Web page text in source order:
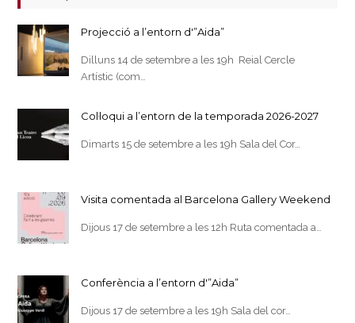
Projecció a l’entorn d'”Aida”
Dilluns 14 de setembre a les 19h Reial Cercle
Artístic (com…
Col·loqui a l’entorn de la temporada 2026-2027
Dimarts 15 de setembre a les 19h Sala del Cor…
Visita comentada al Barcelona Gallery Weekend
Dijous 17 de setembre a les 12h Ruta comentada a…
Conferència a l’entorn d'”Aida”
Dijous 17 de setembre a les 19h Sala del cor…